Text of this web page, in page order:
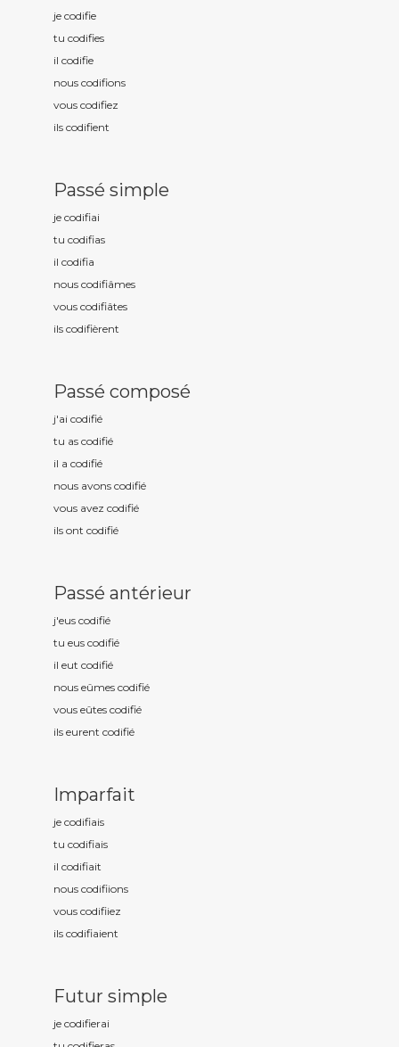
je codifie
tu codifies
il codifie
nous codifions
vous codifiez
ils codifient
Passé simple
je codifiai
tu codifias
il codifia
nous codifiâmes
vous codifiâtes
ils codifièrent
Passé composé
j'ai codifié
tu as codifié
il a codifié
nous avons codifié
vous avez codifié
ils ont codifié
Passé antérieur
j'eus codifié
tu eus codifié
il eut codifié
nous eûmes codifié
vous eûtes codifié
ils eurent codifié
Imparfait
je codifiais
tu codifiais
il codifiait
nous codifiions
vous codifiiez
ils codifiaient
Futur simple
je codifierai